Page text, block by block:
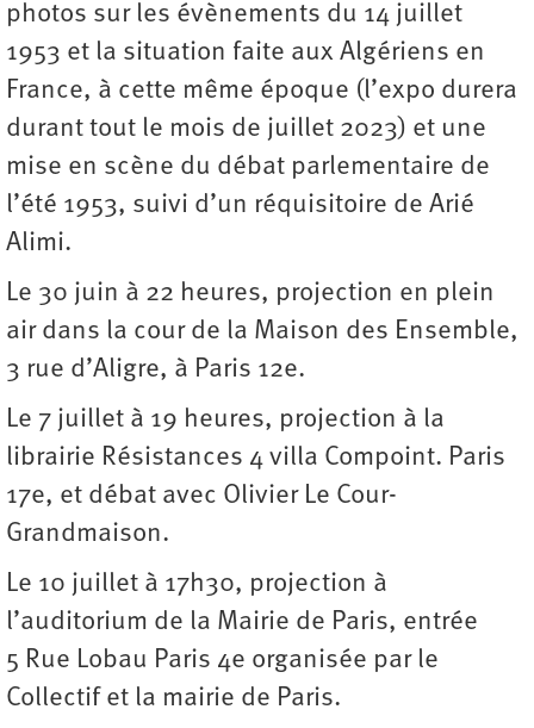
photos sur les évènements du 14 juillet
1953 et la situation faite aux Algériens en
France, à cette même époque (l’expo durera
durant tout le mois de juillet 2023) et une
mise en scène du débat parlementaire de
l’été 1953, suivi d’un réquisitoire de Arié
Alimi.
Le 30 juin à 22 heures, projection en plein
air dans la cour de la Maison des Ensemble,
3 rue d’Aligre, à Paris 12e.
Le 7 juillet à 19 heures, projection à la
librairie Résistances 4 villa Compoint. Paris
17e, et débat avec Olivier Le Cour-
Grandmaison.
Le 10 juillet à 17h30, projection à
l’auditorium de la Mairie de Paris, entrée
5 Rue Lobau Paris 4e organisée par le
Collectif et la mairie de Paris.